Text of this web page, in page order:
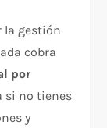
la gestión
cobra
por
si no tienes
y